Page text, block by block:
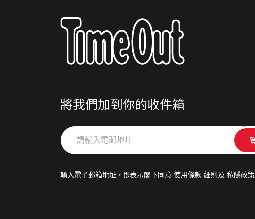
將我們加到你的收件箱
請
輸
郵
輸入電子郵箱地址，即表示閣下同意 使用條款 細則及 私隱政策